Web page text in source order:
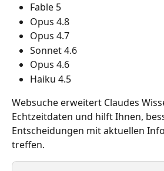
Fable 5
Opus 4.8
Opus 4.7
Sonnet 4.6
Opus 4.6
Haiku 4.5
Websuche erweitert Claudes
Echtzeitdaten und hilft Ihnen,
Entscheidungen mit aktuellen
treffen.